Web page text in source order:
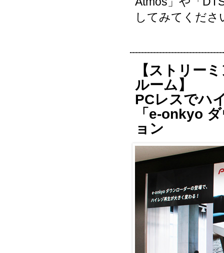
してみてくだ
【ストリー
ルーム】
PCレスでハ
「e-onkyo
ョン